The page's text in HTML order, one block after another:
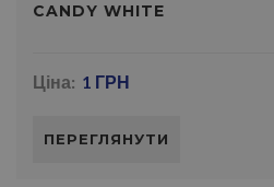
CANDY WHITE
Ціна: 1 ГРН
ПЕРЕГЛЯНУТИ